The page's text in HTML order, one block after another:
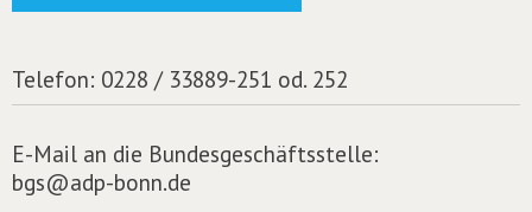
Telefon: 0228 / 33889-251 od. 252
E-Mail an die Bundesgeschäftsstelle:
bgs@adp-bonn.de